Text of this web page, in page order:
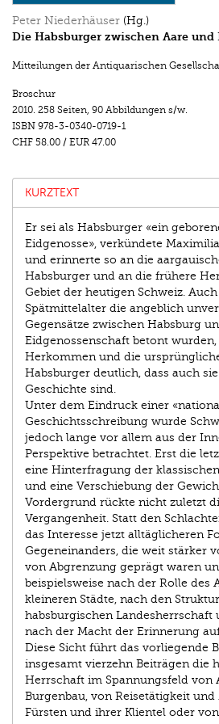
Peter Niederhäuser (Hg.)
Die Habsburger zwischen Aare und
Mitteilungen der Antiquarischen
Broschur
2010. 258 Seiten, 90 Abbildungen s/w.
ISBN 978-3-0340-0719-1
CHF 58.00 / EUR 47.00
KURZTEXT
Er sei als Habsburger «ein
Eidgenosse», verkündete
und erinnerte so an die
Habsburger und an die frühere
Gebiet der heutigen Schweiz.
Spätmittelalter die angeblich
Gegensätze zwischen Habsburg
Eidgenossenschaft betont wurden,
Herkommen und die
Habsburger deutlich, dass auch
Geschichte sind.
Unter dem Eindruck einer
Geschichtsschreibung wurde
jedoch lange vor allem aus der
Perspektive betrachtet. Erst die
eine Hinterfragung der
und eine Verschiebung der
Vordergrund rückte nicht zuletzt
Vergangenheit. Statt den
das Interesse jetzt alltäglicheren
Gegeneinanders, die weit stärker
von Abgrenzung geprägt waren
beispielsweise nach der Rolle des
kleineren Städte, nach den
habsburgischen Landesherrschaft
nach der Macht der Erinnerung
Diese Sicht führt das vorliegende
insgesamt vierzehn Beiträgen die
Herrschaft im Spannungsfeld von
Burgenbau, von Reisetätigkeit
Fürsten und ihrer Klientel oder